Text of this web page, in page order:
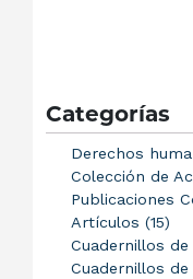
Categorías
Derechos
Colección de
Publicaciones
Artículos (15)
Cuadernillos
Cuadernillos